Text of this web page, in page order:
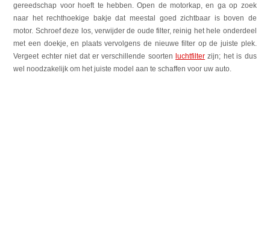
gereedschap voor hoeft te hebben. Open de motorkap, en ga op zoek
naar het rechthoekige bakje dat meestal goed zichtbaar is boven de
motor. Schroef deze los, verwijder de oude filter, reinig het hele onderdeel
met een doekje, en plaats vervolgens de nieuwe filter op de juiste plek.
Vergeet echter niet dat er verschillende soortenluchtfilter zijn; het is dus
wel noodzakelijk om het juiste model aan te schaffen voor uw auto.